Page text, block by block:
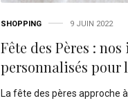
SHOPPING 9 JUIN 2022
Fête des Pères :
personnalisés pour
La fête des pères approche